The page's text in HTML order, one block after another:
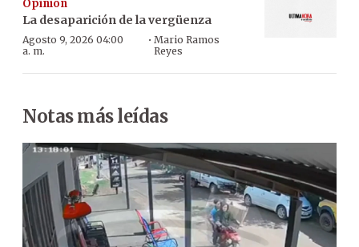
Opinión
La desaparición de la vergüenza
Agosto 9, 2026 04:00
a. m.
· Mario Ramos
Reyes
Notas más leídas